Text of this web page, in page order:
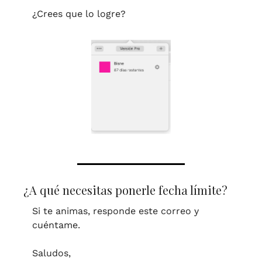
¿Crees que lo logre?
¿A qué necesitas ponerle fecha límite?
Si te animas, responde este correo y
cuéntame.
Saludos,